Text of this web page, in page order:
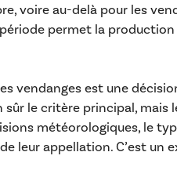
voire au-delà pour les
permet la
vendanges est une
le critère principal, mais
météorologiques, le
leur appellation. C’est un